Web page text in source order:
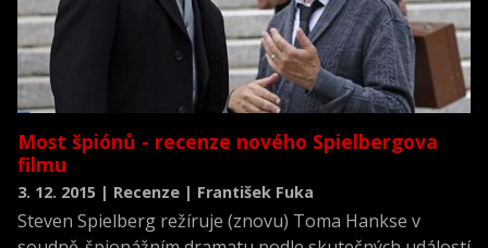
Most špiónů - recenze nového Spielbergova
filmu
3. 12. 2015 | Recenze | František Fuka
Steven Spielberg režíruje (znovu) Toma Hankse v